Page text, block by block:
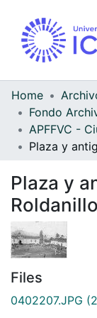
Home
Plaza y
Files
0402207.JPG